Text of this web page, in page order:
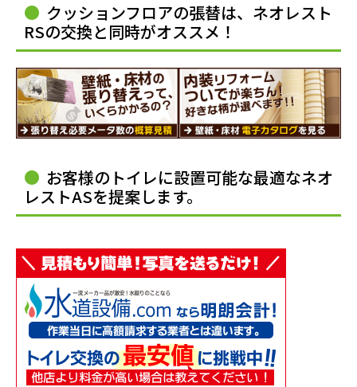
クッションフロアの張替は、ネオレスト
RSの交換と同時がオススメ！
お客様のトイレに設置可能な最適なネオ
レストASを提案します。